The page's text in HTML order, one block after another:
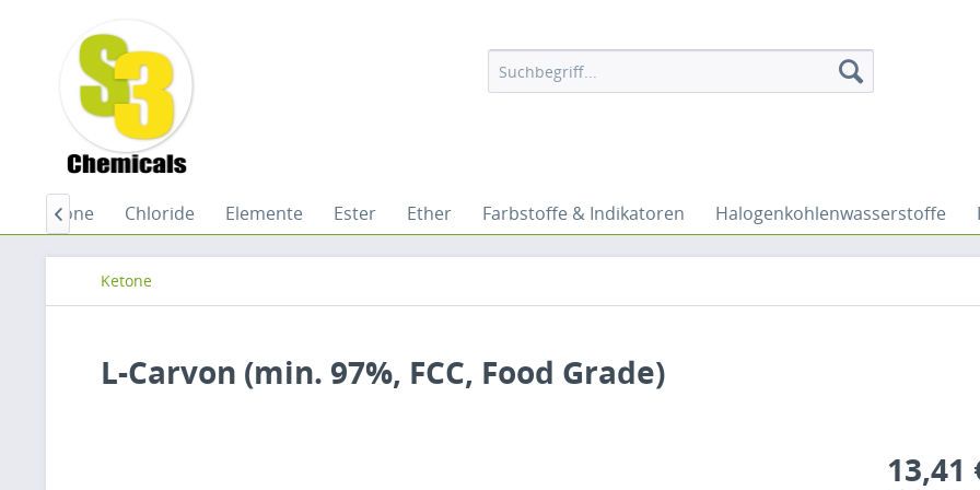
Chinone Chloride Elemente Ester Ether Farbstoffe & Indikatoren Halogenkohlenwasserstoffe

Ketone
L-Carvon (min. 97%, FCC, Food Grade)
13,41